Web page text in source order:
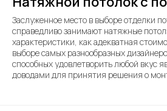
Заслуженное место в выборе отделки
справедливо занимают натяжные
характеристики, как адекватная
выборе самых разнообразных
способных удовлетворить любой вкус
доводами для принятия решения о